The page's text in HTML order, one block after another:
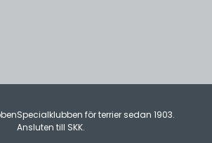
Specialklubben för terrier sedan 1903.
Ansluten till SKK.